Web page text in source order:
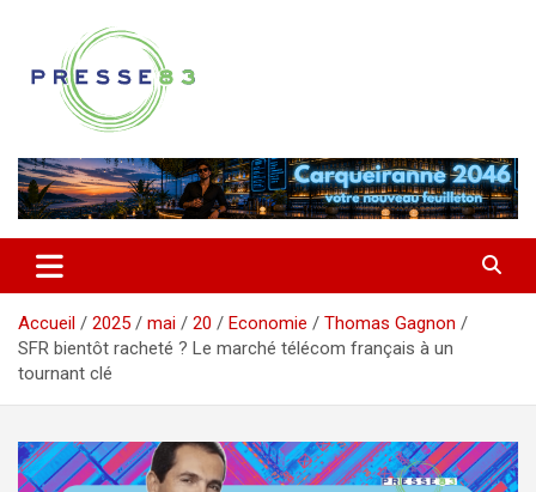
contenu
Presse 83
Accueil 2025 mai 20 Economie
Thomas Gagnon
SFR bientôt racheté ? Le marché télécom français à un
tournant clé